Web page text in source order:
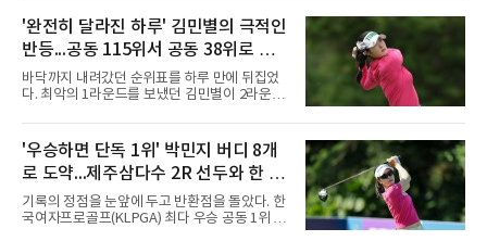
을 거뒀다.이민규는 7일 충남 태안 솔라고 CC(파
71)에서 열린 2라운드에서 버디만 8개를 잡아 8
언더파 63타를 쳤다. 전날 보기 없이 9언더파로
개인 18홀 최저타를 세웠던 그는 최종 합계 17언
더파 125타로, 공동 2위 박태완과 안해천(이상
13언더파 129타)을 4타 차로 따돌렸다. 우승 상
금은 2천만원이다.여정에는 성장이 담겼다.
회 대회에서 데뷔 첫 승을 거뒀다.
'완전히 달라진 하루' 김민별의 극적인
반등...공동 115위서 공동 38위로 도
약
바닥까지 내려갔던 순위표를 하루 만에 뒤집었
다. 최악의 1라운드를 보냈던 김민별이 2라운드
귀포의 테디밸리 골프앤리조트(파72)에서 열린
2026시즌 한국여자프로골프(KLPGA) 투어 제주
삼다수 마스터스(총상금 10억 원) 2라운드에서
보기 없이 버디만 7개를 잡아 7언더파 65타를 쳤
다. 중간합계 1언더파 143타를 기록한 그는 전날
공동 115위에서 무려 77계단 뛰어오른 공동 38
위로 컷을 통과했다. 이번 대회 컷 기준은 1오버
'우승하면 단독 1위' 박민지 버디 8개
로 도약...제주삼다수 2R 선두와 한 타
차
기록의 정점을 눈앞에 두고 반환점을 돌았다. 한
국여자프로골프(KLPGA) 최다 우승 공동 1위 박